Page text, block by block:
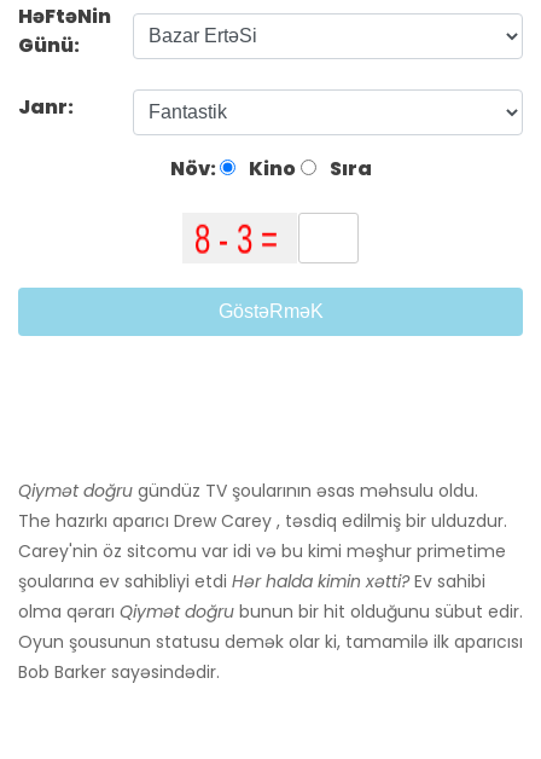
HəFtəNin
Günü:
Janr:
Növ: Kino Sıra
GöstəRməK
Qiymət doğru gündüz TV şoularının əsas məhsulu oldu.
The hazırkı aparıcı Drew Carey , təsdiq edilmiş bir ulduzdur.
Carey'nin öz sitcomu var idi və bu kimi məşhur primetime
şoularına ev sahibliyi etdi Hər halda kimin xətti?Ev sahibi
olma qərarı Qiymət doğru bunun bir hit olduğunu sübut edir.
Oyun şousunun statusu demək olar ki, tamamilə ilk aparıcısı
Bob Barker sayəsindədir.